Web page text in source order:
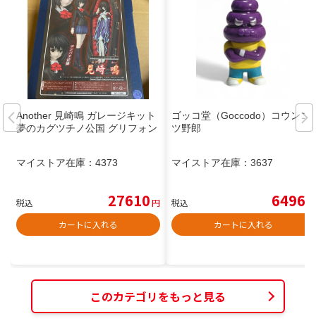
Another 見崎鳴 ガレージキット
夢のカグツチノ公国 グリフォン
マイストア在庫： 4373
税込 27610円
カートに入れる
ゴッコ堂（Goccodo）コウンコ
ツ野郎
マイストア在庫： 3637
税込 6496
カートに入れる
このカテゴリをもっと見る